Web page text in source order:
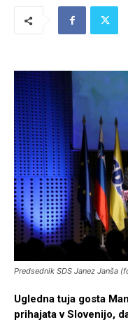
Predsednik SDS Janez Janša
Ugledna tuja gosta
prihajata v Slovenijo,